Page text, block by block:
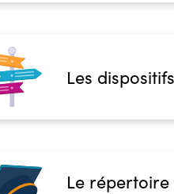
Les
Le répertoire